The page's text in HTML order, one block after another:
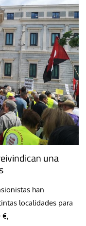
una
han
localidades para
€,